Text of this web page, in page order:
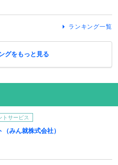
ランキング一覧
グをもっと見る
トサービス
みん就株式会社）